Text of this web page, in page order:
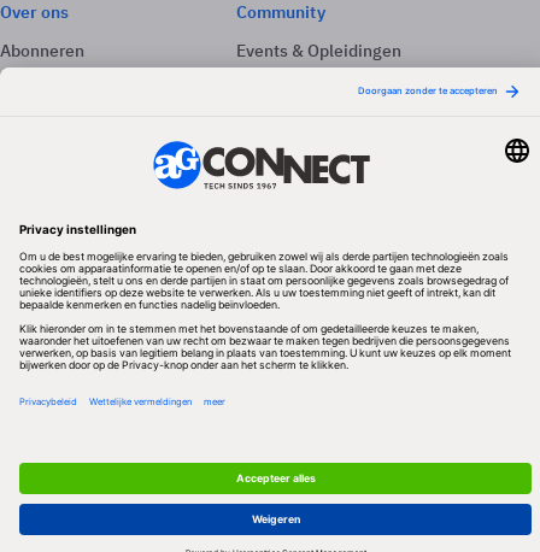
Over ons
Abonneren
Adverteren
Community
Events & Opleidingen
Volg ons
Redactionele partner
Algemene Voorwaarden & Copyrights